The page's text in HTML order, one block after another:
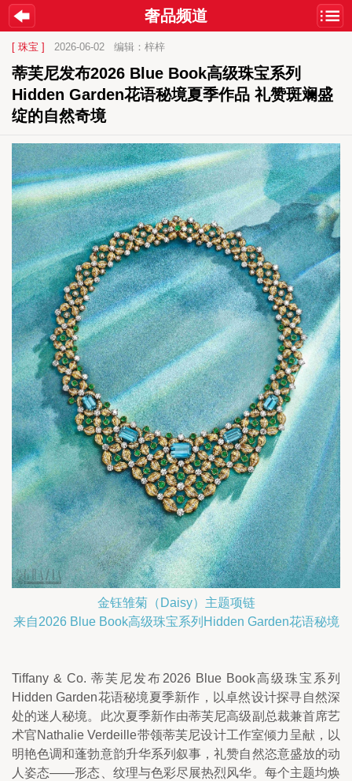
奢品频道
[ 珠宝 ] 2026-06-02 编辑：梓梓
蒂芙尼发布2026 Blue Book高级珠宝系列
Hidden Garden花语秘境夏季作品 礼赞斑斓盛
绽的自然奇境
金钰雏菊（Daisy）主题项链
来自2026 Blue Book高级珠宝系列Hidden Garden花语秘境
Tiffany & Co. 蒂芙尼发布2026 Blue Book高级珠宝系列
Hidden Garden花语秘境夏季新作，以卓然设计探寻自然深
处的迷人秘境。此次夏季新作由蒂芙尼高级副总裁兼首席艺
术官Nathalie Verdeille带领蒂芙尼设计工作室倾力呈献，以
明艳色调和蓬勃意韵升华系列叙事，礼赞自然恣意盛放的动
人姿态——形态、纹理与色彩尽展热烈风华。每个主题均焕